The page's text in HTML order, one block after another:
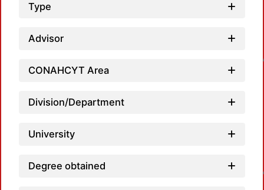
Type
Advisor
CONAHCYT Area
Division/Department
University
Degree obtained